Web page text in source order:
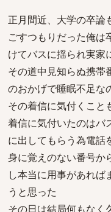
正月間近、大学の卒論
ごすつもりだった俺は
けてバスに揺られ実家
その道中見知らぬ携帯
のおかげで睡眠不足な
その着信に気付くこと
着信に気付いたのはバ
に出してもらう為電話
身に覚えのない番号か
し本当に用事があれば
うと思った
その日は結局何もなく